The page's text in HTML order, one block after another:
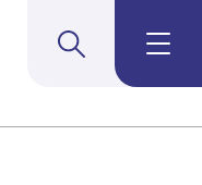
検索:開く メニュー